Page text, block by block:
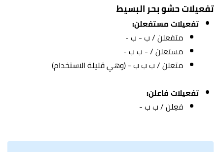
تفعيلات حشو بحر البسيط
تفعيلات مستفعلن:
متفعلن / ب - ب -
مستعلن / - ب ب -
متعلن / ب ب ب - (وهي قليلة الاستخدام)
تفعيلات فاعلن:
فعِلن / ب ب -